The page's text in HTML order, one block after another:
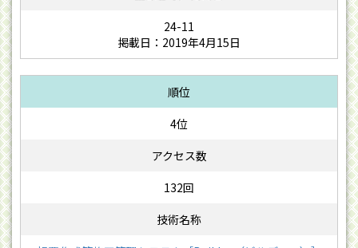
24-11
掲載日：2019年4月15日
4位
132回